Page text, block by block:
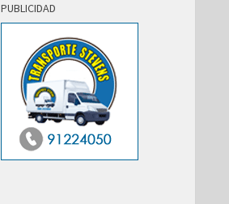
PUBLICIDAD